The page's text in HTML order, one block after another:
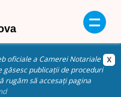
oficiale a Camerei Notariale
găsesc publicații de proceduri
rugăm să accesați pagina